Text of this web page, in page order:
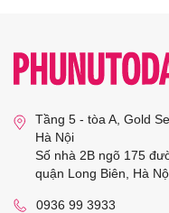
Tầng 5 - tòa A, Gold
Hà Nội
Số nhà 2B ngõ 175
quận Long Biên, Hà
0936 99 3933